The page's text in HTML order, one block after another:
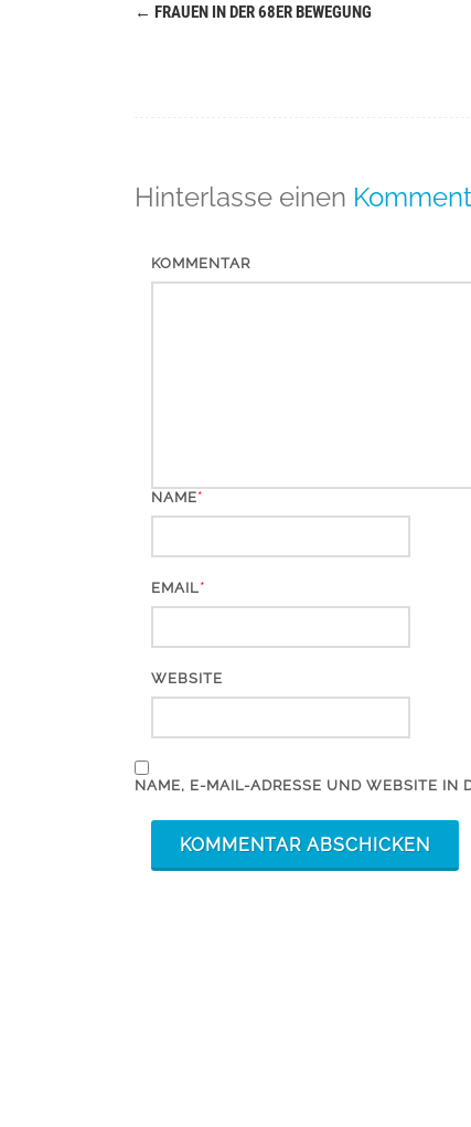
← FRAUEN IN DER 68ER BEWEGUNG
Hinterlasse einen
KOMMENTAR
NAME*
EMAIL*
WEBSITE
NAME, E-MAIL-ADRESSE UND WEBSITE IN